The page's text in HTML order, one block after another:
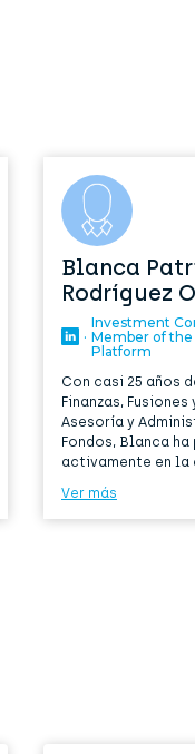
Blanca
Rodríguez
·
Investment
Member of
Platform
Con casi 25 años
Finanzas,
Asesoría y
Fondos, Blanca
activamente en la
Ver más